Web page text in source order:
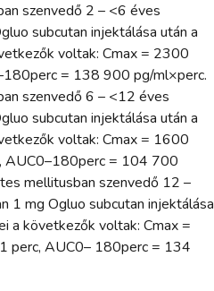
szenvedő 2 – <6 éves
subcutan injektálása után a
voltak: Cmax = 2300
= 138 900 pg/ml×perc.
szenvedő 6 – <12 éves
subcutan injektálása után a
voltak: Cmax = 1600
AUC0–180perc = 104 700
mellitusban szenvedő 12 –
1 mg Ogluo subcutan injektálása
a következők voltak: Cmax =
perc, AUC0– 180perc = 134